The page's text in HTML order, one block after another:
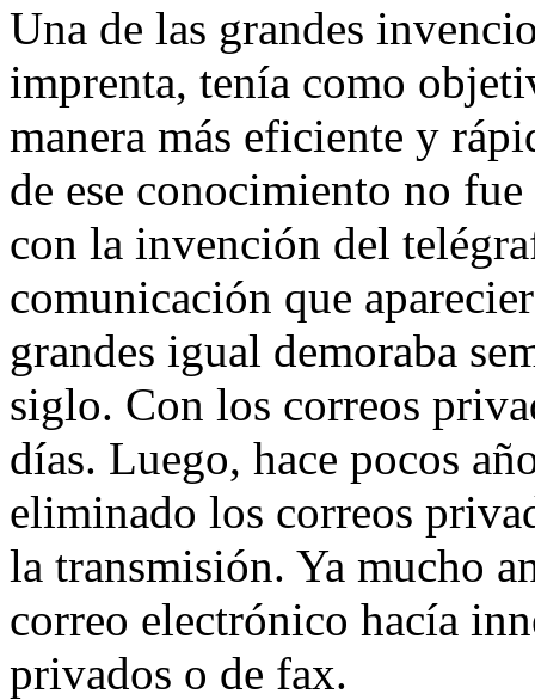
Una de las grandes
imprenta, tenía como
manera más eficiente y
de ese conocimiento no
con la invención del
comunicación que
grandes igual demoraba
siglo. Con los correos
días. Luego, hace pocos
eliminado los correos
la transmisión. Ya mucho
correo electrónico hacía
privados o de fax.